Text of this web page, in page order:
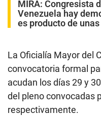
MIRA: Congresista
Venezuela hay
es producto de
La Oficialía Mayor del
convocatoria formal
acudan los días 29 y
del pleno convocadas
respectivamente.